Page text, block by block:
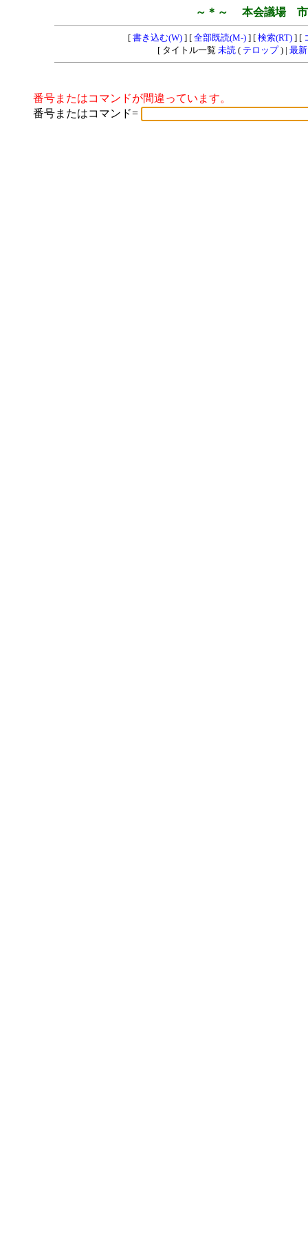
～＊～ 本会議場 市
[ 書き込む(W)] [ 全部既読(M-)] [ 検索(RT)] [
[ タイトル一覧 未読( テロップ) | 最新
番号またはコマンドが間違っています。
番号またはコマンド=